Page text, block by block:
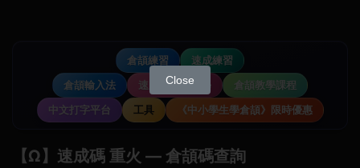
倉頡練習
速成練習
倉頡輸入法
速成輸入法教學
倉頡教學課程
中文打字平台
工具 《中小學生學倉頡》限時優惠
【Ω】速成碼 重火 — 倉頡碼查詢
Close